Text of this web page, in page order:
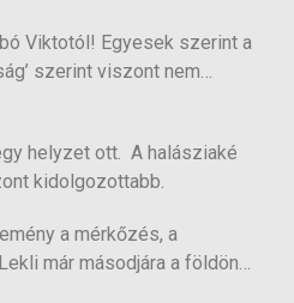
Viktotól! Egyesek szerint a
szerint viszont nem…
helyzet ott. A halásziaké
kidolgozottabb.
a mérkőzés, a
már másodjára a földön…